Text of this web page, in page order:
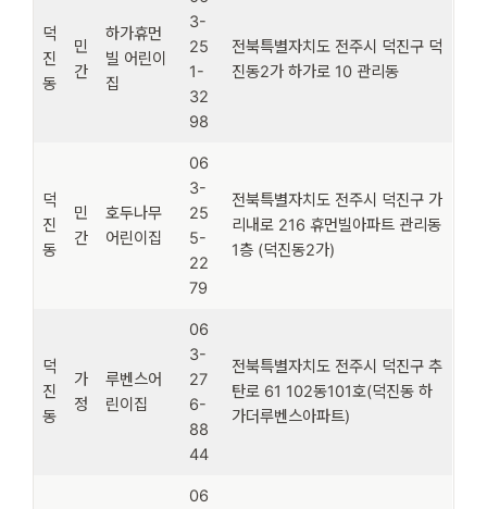
덕
진
동
민
간
하가휴먼
빌 어린이
집
3-
25
1-
32
98
전북특별자치도 전주시 덕진구 덕
진동2가 하가로 10 관리동
덕
진
동
민
간
호두나무
어린이집
06
3-
25
5-
22
79
전북특별자치도 전주시 덕진구 가
리내로 216 휴먼빌아파트 관리동
1층 (덕진동2가)
덕
진
동
가
정
루벤스어
린이집
06
3-
27
6-
88
44
전북특별자치도 전주시 덕진구 추
탄로 61 102동101호(덕진동 하
가더루벤스아파트)
06